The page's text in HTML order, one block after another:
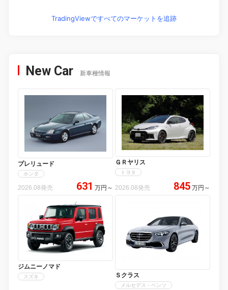
TradingViewですべてのマーケットを追跡
New Car 新車種情報
プレリュード
ホンダ
2026.08発売 631 万円 ～
ＧＲヤリス
トヨタ
2026.08発売 845 万円 ～
ジムニーノマド
スズキ Ｓクラス
メルセデス・ベンツ